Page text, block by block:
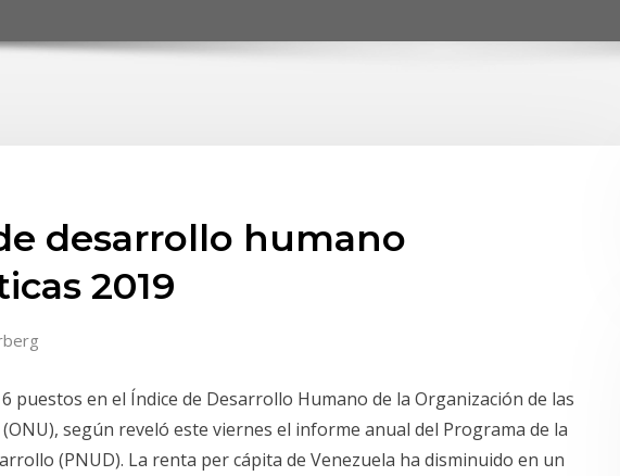
desarrollo humano
2019
puestos en el Índice de Desarrollo Humano de la Organización de las
según reveló este viernes el informe anual del Programa de la
(PNUD). La renta per cápita de Venezuela ha disminuido en un